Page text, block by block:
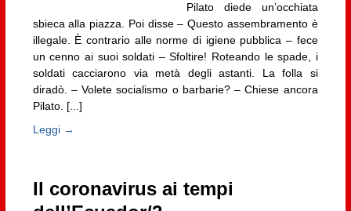
Pilato diede un’occhiata
sbieca alla piazza. Poi disse – Questo assembramento è
illegale. È contrario alle norme di igiene pubblica – fece
un cenno ai suoi soldati – Sfoltire! Roteando le spade, i
soldati cacciarono via metà degli astanti. La folla si
diradò. – Volete socialismo o barbarie? – Chiese ancora
Pilato. [...]
Leggi →
Il coronavirus ai tempi